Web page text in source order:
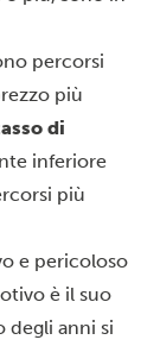
percorsi
più
di
inferiore
più
e pericoloso
è il suo
degli anni si